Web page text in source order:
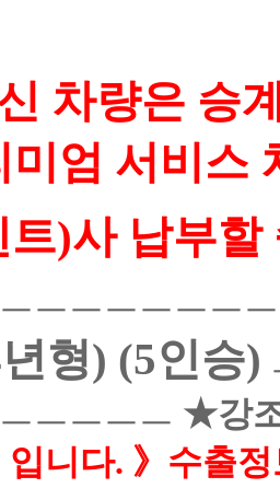
차량은 승
미엄 서비스
트)사 납부
ㅡㅡㅡㅡㅡㅡ
형) (5인승)
ㅡㅡㅡㅡ ★강
입니다. 》수출